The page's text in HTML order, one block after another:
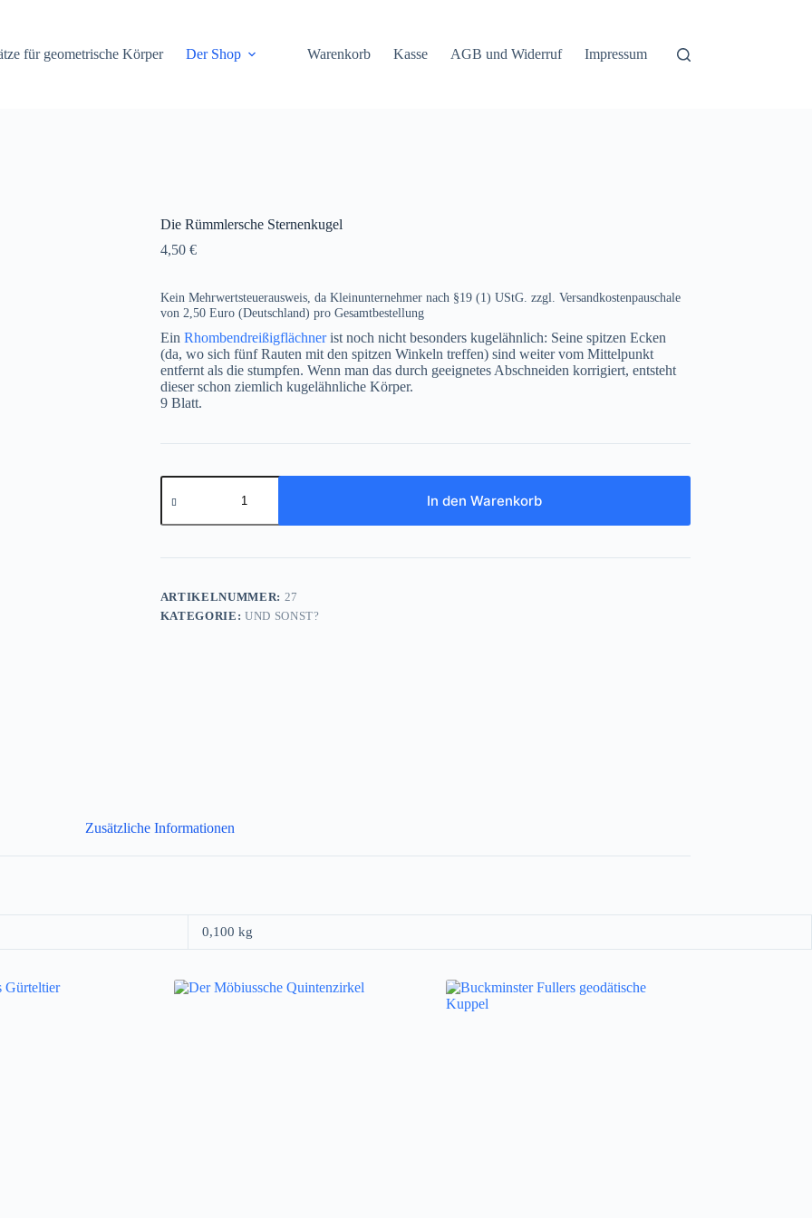
für geometrische Körper Der Shop Warenkorb Kasse AGB und Widerruf Impressum
Die Rümmlersche Sternenkugel
4,50 €
Kein Mehrwertsteuerausweis, da Kleinunternehmer nach §19 (1) UStG. zzgl. Versandkostenpauschale
von 2,50 Euro (Deutschland) pro Gesamtbestellung
Ein Rhombendreißigflächnerist noch nicht besonders kugelähnlich: Seine spitzen Ecken
(da, wo sich fünf Rauten mit den spitzen Winkeln treffen) sind weiter vom Mittelpunkt
entfernt als die stumpfen. Wenn man das durch geeignetes Abschneiden korrigiert, entsteht
dieser schon ziemlich kugelähnliche Körper.
9 Blatt.
Die
Rümmlersche
Menge
In den Warenkorb
ARTIKELNUMMER: 27
KATEGORIE: UND SONST?
Zusätzliche Informationen
0,100 kg